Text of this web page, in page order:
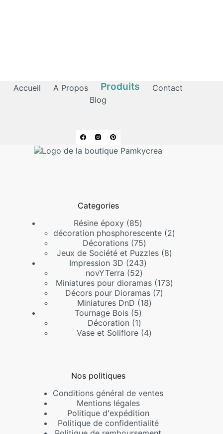
Accueil A Propos Produits
Contact
Blog
Categories
Résine époxy 8585
produits
décoration phosphorescente 22
Décorations 7575
produits
Jeux de Société et Puzzles 88
Impression 3D 243243
novYTerra 5252
produits
Miniatures pour dioramas 173173
Décors pour Dioramas 77
Miniatures DnD 1818
Tournage Bois 55
produits
Décoration 11
produit
Vase et Soliflore 44
Nos politiques
Conditions général de ventes
Mentions légales
Politique d'expédition
Politique de confidentialité